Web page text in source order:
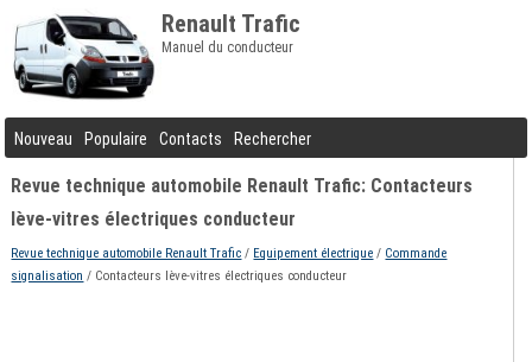
Renault Trafic
Manuel du conducteur
Nouveau Populaire Contacts Rechercher
Revue technique automobile Renault Trafic: Contacteurs
lève-vitres électriques conducteur
Revue technique automobile Renault Trafic / Equipement électrique / Commande
signalisation / Contacteurs lève-vitres électriques conducteur